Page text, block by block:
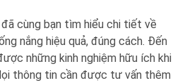
cùng bạn tìm hiểu chi tiết về
nắng hiệu quả, đúng cách. Đến
những kinh nghiệm hữu ích khi
thông tin cần được tư vấn thêm